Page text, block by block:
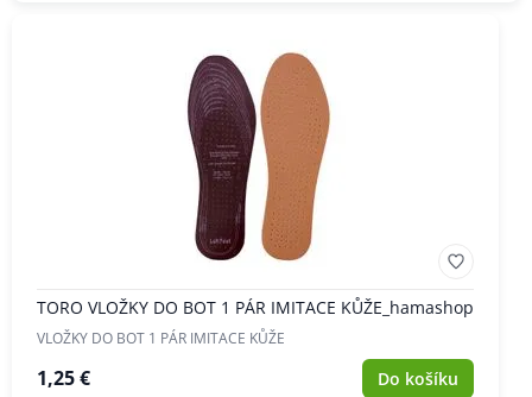
TORO VLOŽKY DO BOT 1 PÁR IMITACE KŮŽE_hamashop
VLOŽKY DO BOT 1 PÁR IMITACE KŮŽE
1,25 € Do košíku